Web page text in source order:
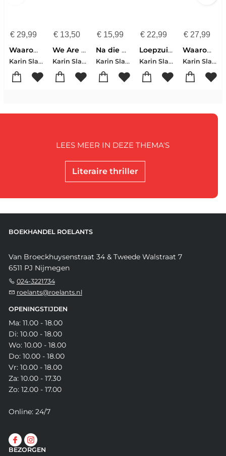
€29,99
Waarom we logen
Karin Slaughter
€13,50
We Are All Guilty Here
Karin Slaughter
€ 15,99
Na die nacht
Karin Slaughter
€ 22,99
Loepzuiver
Karin Slaughter
€ 27,99
Waarom we logen
Karin Slaughter
Literaire thriller
LEES MEER IN DEZE THEMA'S
BOEKHANDEL ROELANTS
Van Broeckhuysenstraat 34 & Tweede Walstraat 7
6511 PJ Nijmegen
024-3221734
roelants@roelants.nl
OPENINGSTIJDEN
Ma: 11.00 - 18.00
Di: 10.00 - 18.00
Wo: 10.00 - 18.00
Do: 10.00 - 18.00
Vr: 10.00 - 18.00
Za: 10.00 - 17.30
Zo: 12.00 - 17.00
Online: 24/7
BEZORGEN